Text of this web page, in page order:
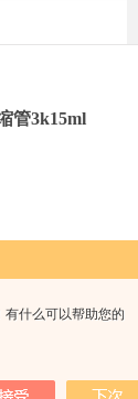
有什么可以帮助您的
管3k15ml
聚醚砜）膜
）